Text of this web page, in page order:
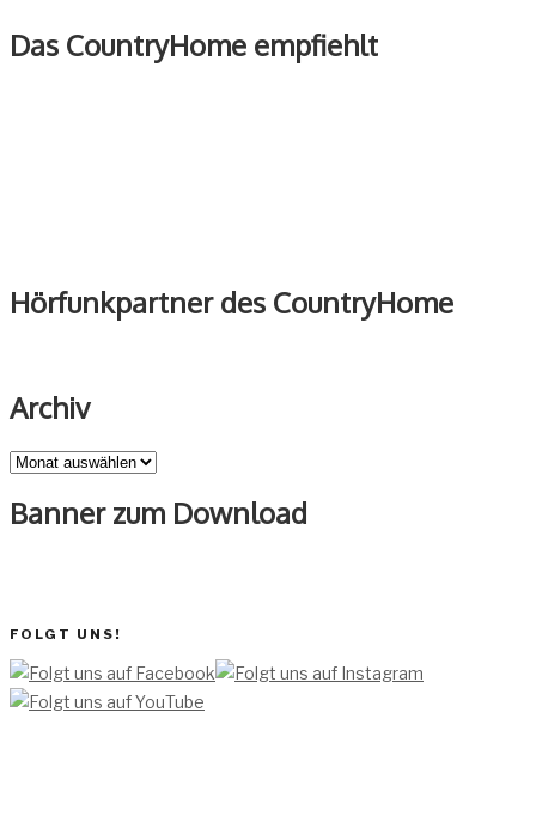
Das CountryHome empfiehlt
Hörfunkpartner des CountryHome
Archiv
Archiv
Banner zum Download
FOLGT UNS!